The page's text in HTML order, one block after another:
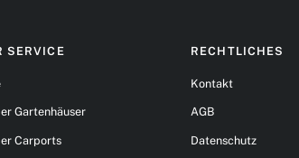
SERVICE
Gartenhäuser
Carports
RECHTLICHES
Kontakt
AGB
Datenschutz